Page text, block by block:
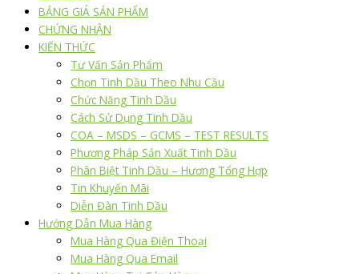
BẢNG GIÁ SẢN PHẨM
CHỨNG NHẬN
KIẾN THỨC
Tư Vấn Sản Phẩm
Chọn Tinh Dầu Theo Nhu Cầu
Chức Năng Tinh Dầu
Cách Sử Dụng Tinh Dầu
COA – MSDS – GCMS – TEST RESULTS
Phương Pháp Sản Xuất Tinh Dầu
Phân Biệt Tinh Dầu – Hương Tổng Hợp
Tin Khuyến Mãi
Diễn Đàn Tinh Dầu
Hướng Dẫn Mua Hàng
Mua Hàng Qua Điện Thoại
Mua Hàng Qua Email